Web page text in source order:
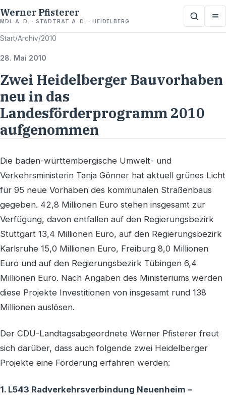
Werner Pfisterer
MDL A. D. · STADTRAT A. D. · HEIDELBERG
Start/Archiv/2010
28. Mai 2010
Zwei Heidelberger Bauvorhaben
neu in das
Landesförderprogramm 2010
aufgenommen
Die baden-württembergische Umwelt- und
Verkehrsministerin Tanja Gönner hat aktuell grünes Licht
für 95 neue Vorhaben des kommunalen Straßenbaus
gegeben. 42,8 Millionen Euro stehen insgesamt zur
Verfügung, davon entfallen auf den Regierungsbezirk
Stuttgart 13,4 Millionen Euro, auf den Regierungsbezirk
Karlsruhe 15,0 Millionen Euro, Freiburg 8,0 Millionen
Euro und auf den Regierungsbezirk Tübingen 6,4
Millionen Euro. Nach Angaben des Ministeriums werden
diese Projekte Investitionen von insgesamt rund 138
Millionen auslösen.
Der CDU-Landtagsabgeordnete Werner Pfisterer freut
sich darüber, dass auch folgende zwei Heidelberger
Projekte eine Förderung erfahren werden:
1. L543 Radverkehrsverbindung Neuenheim –